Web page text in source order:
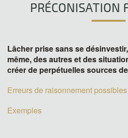
PRÉCONISATION
Lâcher prise sans se
même, des autres et des
créer de perpétuelles sources
Erreurs de raisonnement possibles
Exemples